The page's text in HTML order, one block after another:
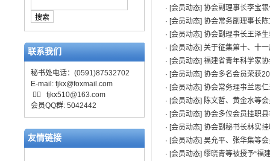
联系我们
秘书处电话：(0591)87532702
E-mail: fjkx@foxmail.com
 fjkx510@163.com
会员QQ群: 5042442
友情链接
· [会员动态] 协会副理事长李宝
· [会员动态] 协会常务副理事长
· [会员动态] 协会副理事长王泽
· [会员动态] 关于征集第十、十
· [会员动态] 福建省青年科学家
· [会员动态] 协会多名会员荣获
· [会员动态] 协会常务理事兰思
· [会员动态] 陈文哲、黄金水等
· [会员动态] 协会多位会员挂职
· [会员动态] 协会副秘书长林实
· [会员动态] 吴允平、张华集等
· [会员动态] 缪晓青等被授予“福